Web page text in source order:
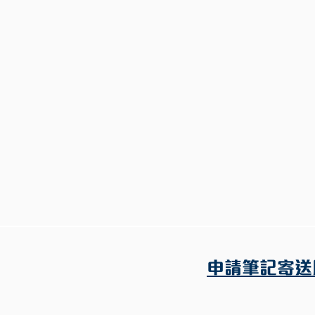
申請筆記寄